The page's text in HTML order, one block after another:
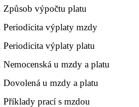
Způsob výpočtu platu
Periodicita výplaty mzdy
Periodicita výplaty platu
Nemocenská u mzdy a platu
Dovolená u mzdy a platu
Příklady prací s mzdou